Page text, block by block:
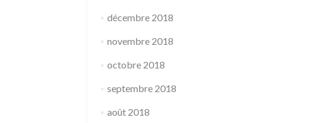
décembre 2018
novembre 2018
octobre 2018
septembre 2018
août 2018